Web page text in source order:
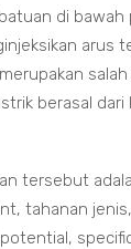
di bawah
arus
berasal dari
tersebut
tahanan